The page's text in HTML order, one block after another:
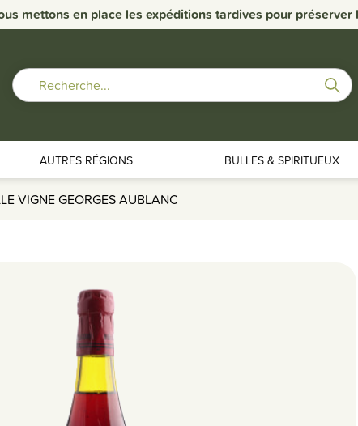
mettons en place les expéditions tardives pour préserver
AUTRES RÉGIONS BULLES & SPIRITUEUX
VIGNE GEORGES AUBLANC